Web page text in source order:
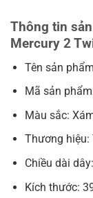
Thông tin
Mercury 2
Tên sản
Mã sản
Màu sắc:
Thương hiệu:
Chiều dài
Kích thước: